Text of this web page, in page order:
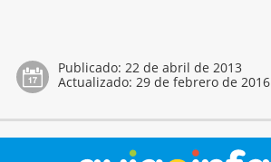
Publicado: 22 de abril de 2013
Actualizado: 29 de febrero de 2016